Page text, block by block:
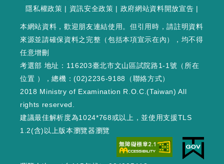
隱私權政策 | 資訊安全政策 | 政府網站資料開放宣告 |
本網站資料，歡迎朋友連結使用。但引用時，請註明資料
來源並請確保資料之完整（包括本項宣示在內），均不得
任意增刪
考選部 地址：116203臺北市文山區試院路1-1號（ 所在
位置 ），總機：(02)2236-9188（聯絡方式）
2018 Ministry of Examination R.O.C.(Taiwan) All
rights reserved.
建議最佳解析度為1024*768或以上，並使用支援TLS
1.2(含)以上版本瀏覽器瀏覽